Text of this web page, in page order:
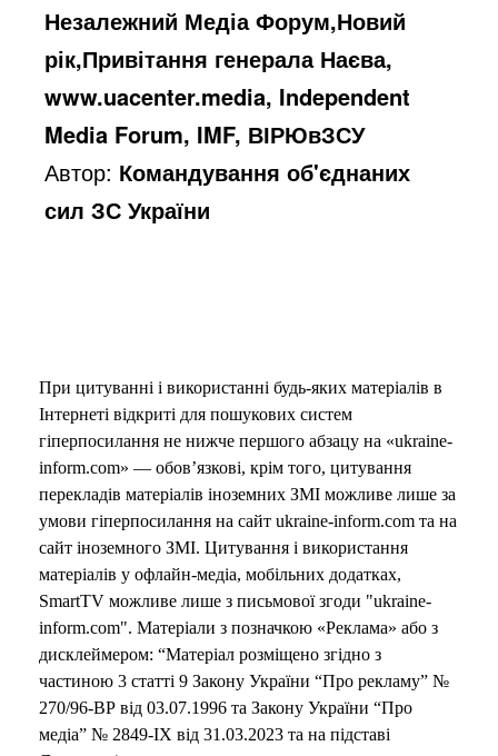
Незалежний Медіа Форум,Новий
рік,Привітання генерала Наєва,
www.uacenter.media, Independent
Media Forum, IMF, ВІРЮвЗСУ
Автор: Командування об'єднаних
сил ЗС України
При цитуванні і використанні будь-яких матеріалів в
Інтернеті відкриті для пошукових систем
гіперпосилання не нижче першого абзацу на «ukraine-
inform.com» — обов’язкові, крім того, цитування
перекладів матеріалів іноземних ЗМІ можливе лише за
умови гіперпосилання на сайт ukraine-inform.com та на
сайт іноземного ЗМІ. Цитування і використання
матеріалів у офлайн-медіа, мобільних додатках,
SmartTV можливе лише з письмової згоди "ukraine-
inform.com". Матеріали з позначкою «Реклама» або з
дисклеймером: “Матеріал розміщено згідно з
частиною 3 статті 9 Закону України “Про рекламу” №
270/96-ВР від 03.07.1996 та Закону України “Про
медіа” № 2849-IX від 31.03.2023 та на підставі